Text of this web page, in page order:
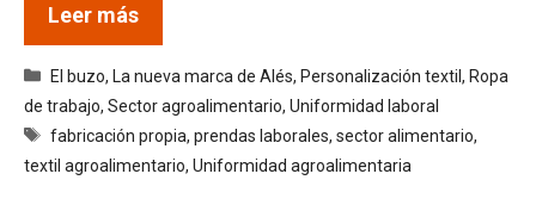
Leer más
Categorías
El buzo, La nueva marca de Alés, Personalización textil, Ropa
de trabajo, Sector agroalimentario, Uniformidad laboral
Etiquetas
fabricación propia,prendas laborales,sector alimentario,
textil agroalimentario, Uniformidad agroalimentaria